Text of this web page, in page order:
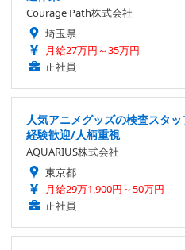
Courage Path株式会社
埼玉県
月給27万円～35万円
正社員
人気アニメグッズの検査スタ
経験歓迎/人柄重視
AQUARIUS株式会社
東京都
月給29万1,900円～50万円
正社員